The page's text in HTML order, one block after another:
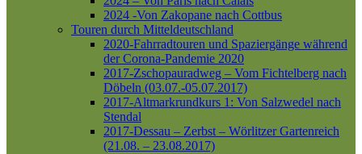
2024 -Von Zakopane nach Cottbus
Touren durch Mitteldeutschland
2020-Fahrradtouren und Spaziergänge während
der Corona-Pandemie 2020
2017-Zschopauradweg – Vom Fichtelberg nach
Döbeln (03.07.-05.07.2017)
2017-Altmarkrundkurs 1: Von Salzwedel nach
Stendal
2017-Dessau – Zerbst – Wörlitzer Gartenreich
(21.08. – 23.08.2017)